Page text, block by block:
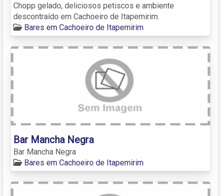
Chopp gelado, deliciosos petiscos e ambiente
descontraído em Cachoeiro de Itapemirim.
Bares em Cachoeiro de Itapemirim
Bar Mancha Negra
Bar Mancha Negra
Bares em Cachoeiro de Itapemirim